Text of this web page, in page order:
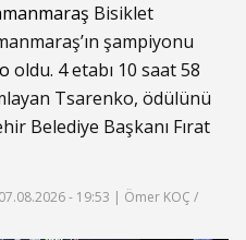
Bisiklet
şampiyonu
oldu. 4 etabı 10 saat 58
Tsarenko, ödülünü
Belediye Başkanı Fırat
- 19:53 | Ömer KOÇ /